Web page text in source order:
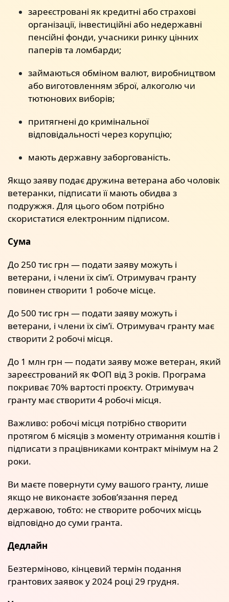
зареєстровані як кредитні або страхові
організації, інвестиційні або недержавні
пенсійні фонди, учасники ринку цінних
паперів та ломбарди;
займаються обміном валют, виробництвом
або виготовленням зброї, алкоголю чи
тютюнових виборів;
притягнені до кримінальної
відповідальності через корупцію;
мають державну заборгованість.
Якщо заяву подає дружина ветерана або чоловік
ветеранки, підписати її мають обидва з
подружжя. Для цього обом потрібно
скористатися електронним підписом.
Сума
До 250 тис грн — подати заяву можуть і
ветерани, і члени їх сімʼї. Отримувач гранту
повинен створити 1 робоче місце.
До 500 тис грн — подати заяву можуть і
ветерани, і члени їх сімʼї. Отримувач гранту має
створити 2 робочі місця.
До 1 млн грн — подати заяву може ветеран, який
зареєстрований як ФОП від 3 років. Програма
покриває 70% вартості проєкту. Отримувач
гранту має створити 4 робочі місця.
Важливо: робочі місця потрібно створити
протягом 6 місяців з моменту отримання коштів і
підписати з працівниками контракт мінімум на 2
роки.
Ви маєте повернути суму вашого гранту, лише
якщо не виконаєте зобов’язання перед
державою, тобто: не створите робочих місць
відповідно до суми гранта.
Дедлайн
Безтерміново, кінцевий термін подання
грантових заявок у 2024 році 29 грудня.